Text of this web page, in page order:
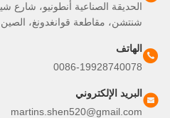
الحديقة الصناعية أنطونيو، شارع
شنتشن، مقاطعة قوانغدونغ، الصين
الهاتف
0086-19928740078
البريد الإلكتروني
martins.shen520@gmail.com